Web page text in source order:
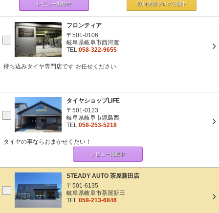
レビュー掲載中 取付実績ブログ公開中
フロンティア
〒501-0106
岐阜県岐阜市西河渡
TEL:058-322-9655
持ち込みタイヤ専門店です お任せください
タイヤショップLiFE
〒501-0123
岐阜県岐阜市鏡島西
TEL:058-253-5218
タイヤの事ならおまかせくだい！
レビュー掲載中
STEADY AUTO 茶屋新田店
〒501-6135
岐阜県岐阜市茶屋新田
TEL:058-213-6846